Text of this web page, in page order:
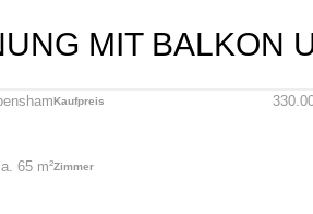
MIT BALKON
Kaufpreis
65 m²Zimmer